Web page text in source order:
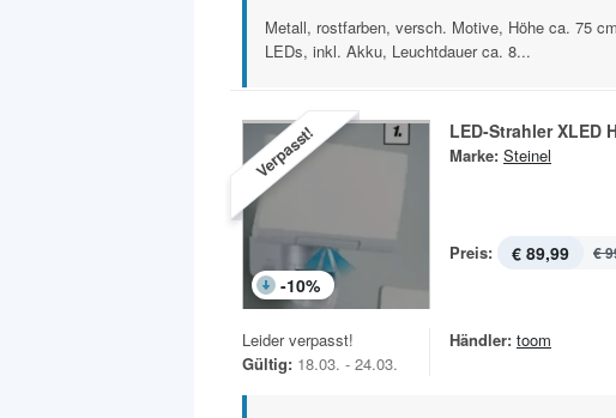
Metall, rostfarben, versch. Motive, Höhe ca. 75
LEDs, inkl. Akku, Leuchtdauer ca. 8...
Verpasst!
-10%
LED-Strahler XLED
Marke: Steinel
Preis: € 89,99 €
Leider verpasst!
Gültig: 18.03. - 24.03.
Händler: toom